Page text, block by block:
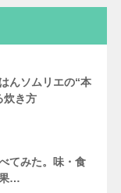
んソムリエの“本
炊き方
てみた。味・食
…